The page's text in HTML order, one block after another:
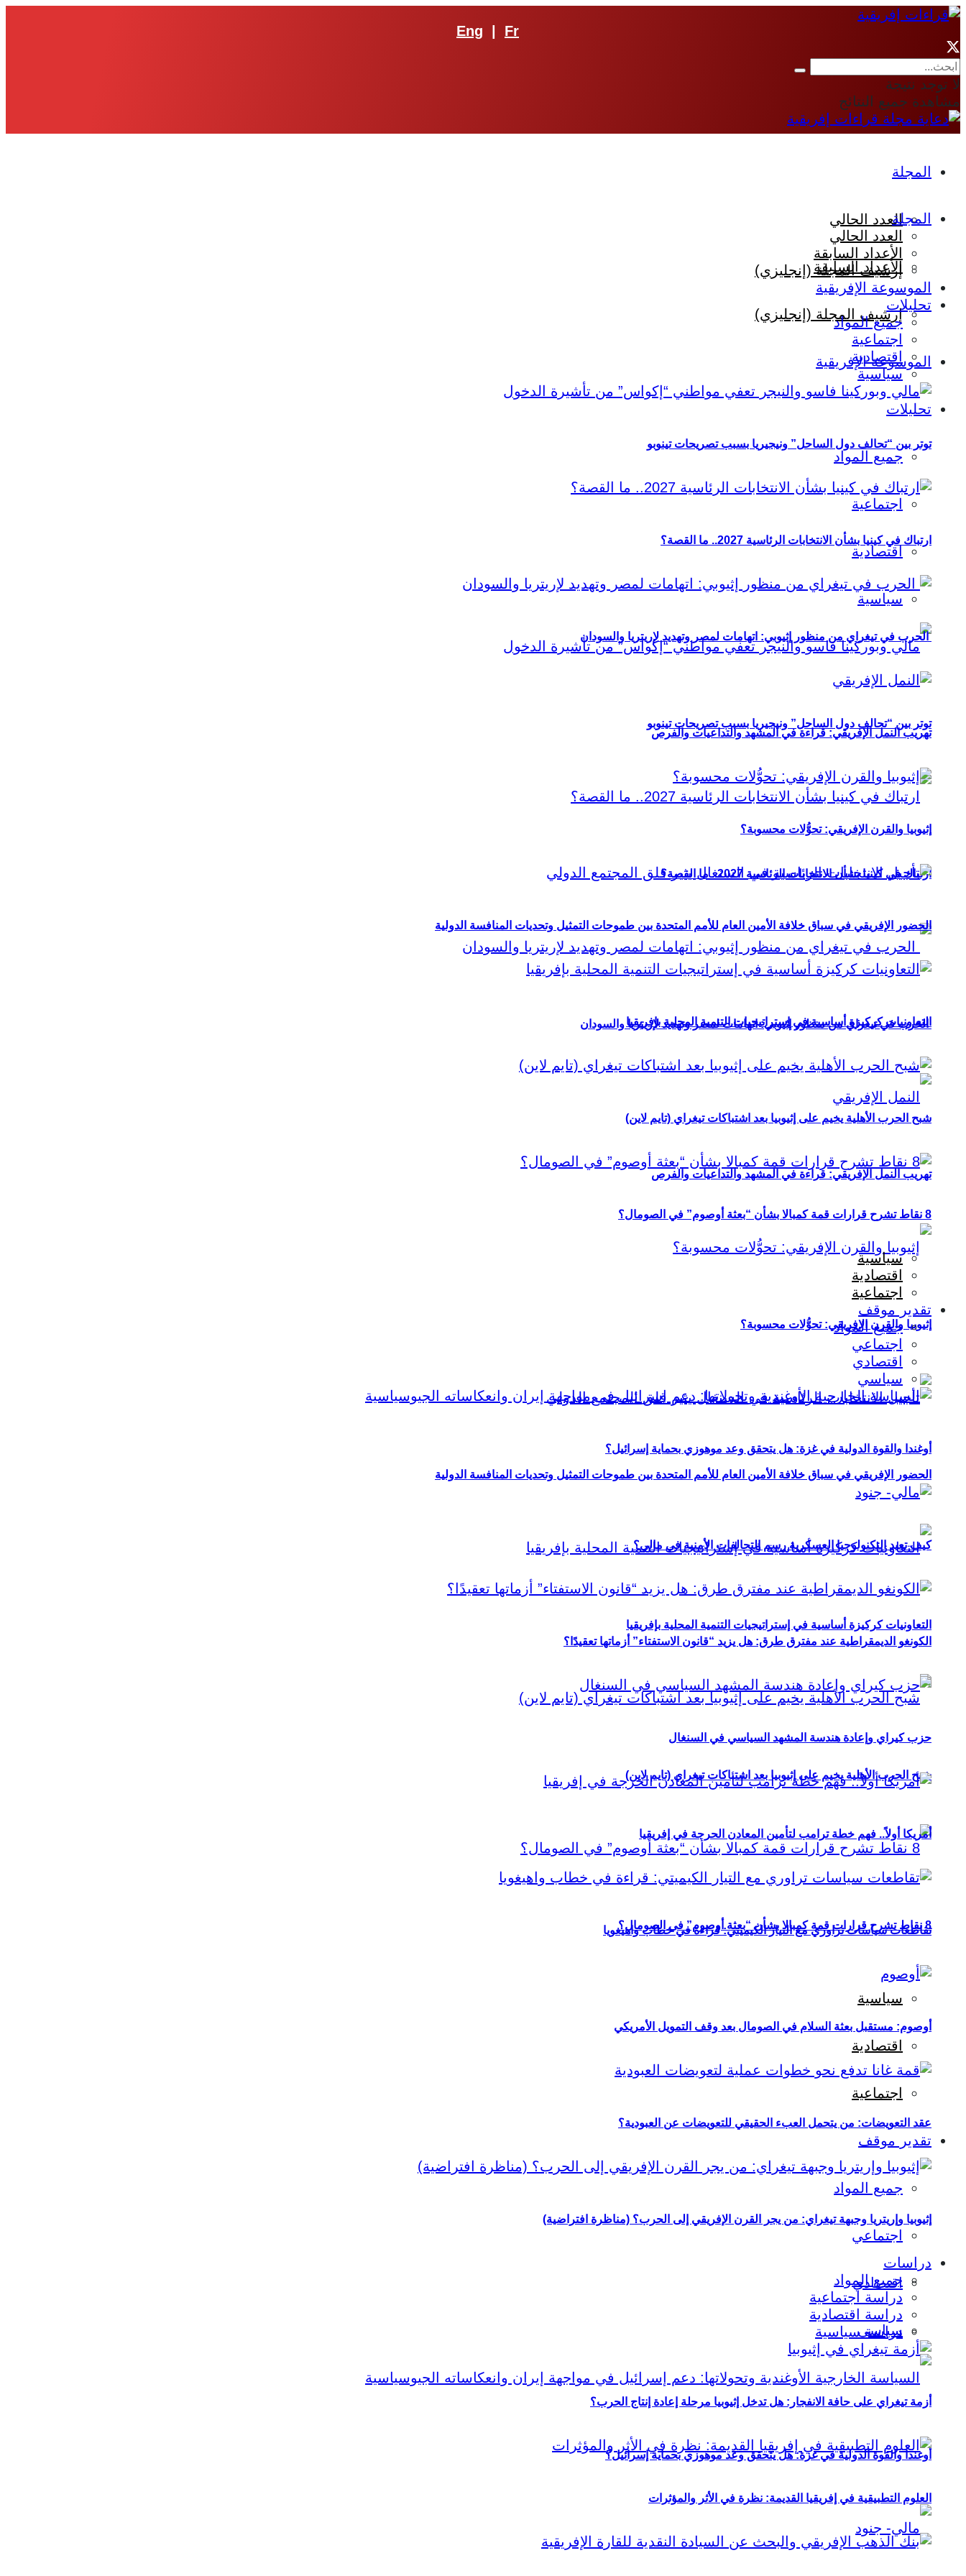
Eng Fr
لا توجد نتيجة
مشاهدة جميع النتائج
المجلة
العدد الحالي
الأعداد السابقة
إرشيف المجلة (إنجليزي)
الموسوعة الإفريقية
تحليلات
جميع المواد
اجتماعية
اقتصادية
سياسية
توتر بين “تحالف دول الساحل” ونيجيريا بسبب تصريحات تينوبو
ارتباك في كينيا بشأن الانتخابات الرئاسية 2027.. ما القصة؟
الحرب في تيغراي من منظور إثيوبي: اتهامات لمصر وتهديد لإريتريا والسودان
تهريب النمل الإفريقي: قراءة في المشهد والتداعيات والفرص
إثيوبيا والقرن الإفريقي: تحوُّلات محسوبة؟
الحضور الإفريقي في سباق خلافة الأمين العام للأمم المتحدة بين طموحات التمثيل وتحديات المنافسة الدولية
التعاونيات كركيزة أساسية في إستراتيجيات التنمية المحلية بإفريقيا
شبح الحرب الأهلية يخيم على إثيوبيا بعد اشتباكات تيغراي (تايم لاين)
8 نقاط تشرح قرارات قمة كمبالا بشأن “بعثة أوصوم” في الصومال؟
سياسية
اقتصادية
اجتماعية
تقدير موقف
جميع المواد
اجتماعي
اقتصادي
سياسي
أوغندا والقوة الدولية في غزة: هل يتحقق وعد موهوزي بحماية إسرائيل؟
المجلة
العدد الحالي
الأعداد السابقة
إرشيف المجلة (إنجليزي)
الموسوعة الإفريقية
تحليلات
جميع المواد
اجتماعية
اقتصادية
سياسية
توتر بين “تحالف دول الساحل” ونيجيريا بسبب تصريحات تينوبو
ارتباك في كينيا بشأن الانتخابات الرئاسية 2027.. ما القصة؟
الحرب في تيغراي من منظور إثيوبي: اتهامات لمصر وتهديد لإريتريا والسودان
تهريب النمل الإفريقي: قراءة في المشهد والتداعيات والفرص
إثيوبيا والقرن الإفريقي: تحوُّلات محسوبة؟
الحضور الإفريقي في سباق خلافة الأمين العام للأمم المتحدة بين طموحات التمثيل وتحديات المنافسة الدولية
التعاونيات كركيزة أساسية في إستراتيجيات التنمية المحلية بإفريقيا
شبح الحرب الأهلية يخيم على إثيوبيا بعد اشتباكات تيغراي (تايم لاين)
8 نقاط تشرح قرارات قمة كمبالا بشأن “بعثة أوصوم” في الصومال؟
سياسية
اقتصادية
اجتماعية
تقدير موقف
جميع المواد
اجتماعي
اقتصادي
سياسي
أوغندا والقوة الدولية في غزة: هل يتحقق وعد موهوزي بحماية إسرائيل؟
كيف تعيد التكنولوجيا العسكرية رسم التحالفات الأمنية في مالي؟
الكونغو الديمقراطية عند مفترق طرق: هل يزيد “قانون الاستفتاء” أزماتها تعقيدًا؟
حزب كيراي وإعادة هندسة المشهد السياسي في السنغال
أمريكا أولاً.. فهم خطة ترامب لتأمين المعادن الحرجة في إفريقيا
تقاطعات سياسات تراوري مع التيار الكيميتي: قراءة في خطاب واهيغويا
أوصوم: مستقبل بعثة السلام في الصومال بعد وقف التمويل الأمريكي
عقد التعويضات: من يتحمل العبء الحقيقي للتعويضات عن العبودية؟
إثيوبيا وإريتريا وجبهة تيغراي: من يجر القرن الإفريقي إلى الحرب؟ (مناظرة افتراضية)
دراسات
جميع المواد
دراسة اجتماعية
دراسة اقتصادية
دراسة سياسية
أزمة تيغراي على حافة الانفجار: هل تدخل إثيوبيا مرحلة إعادة إنتاج الحرب؟
العلوم التطبيقية في إفريقيا القديمة: نظرة في الأثر والمؤثرات